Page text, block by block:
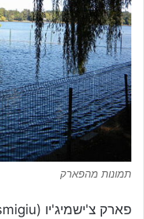
תמונות מהפארק